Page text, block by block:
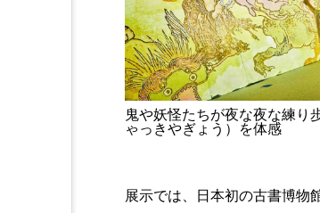
鬼や妖怪たちが夜な夜な練り
ゃっきやぎょう）を体感
展示では、日本初の古書博物